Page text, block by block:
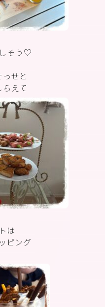
そう♡
せと
えて
は
ピング